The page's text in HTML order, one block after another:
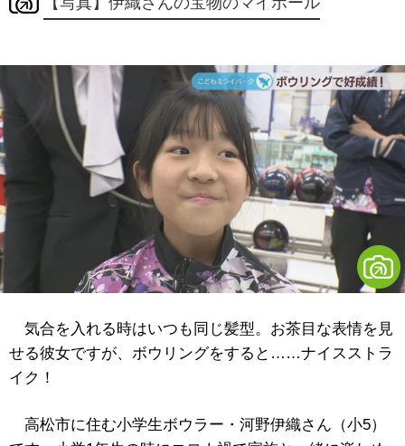
気合を入れる時はいつも同じ髪型。お茶目な表情を見
せる彼女ですが、ボウリングをすると……ナイスストラ
イク！
高松市に住む小学生ボウラー・河野伊織さん（小5）